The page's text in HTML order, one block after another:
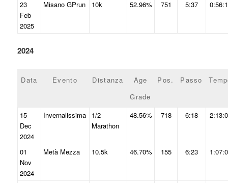
23
Feb
2025
Misano GPrun 10k 52.96% 751 5:37
2024
Data Evento Distanza
Age
Grade
Pos. Passo
15
Dec
2024
Invernalissima
1/2
Marathon
48.56% 718 6:18
01
Nov
2024
Metà Mezza 10.5k 46.70% 155 6:23